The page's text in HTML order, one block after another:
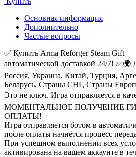
Основная информация
Дополнительно
Частые вопросы
✅ Купить Arma Reforger Steam Gift
автоматической доставкой 24/7! ✅🌍
Россия, Украина, Китай, Турция,
Беларусь, Страны СНГ, Страны
Это не ключ. Игра отправляется в
МОМЕНТАЛЬНОЕ ПОЛУЧЕНИЕ
ОПЛАТЫ!
Игра отправляется ботом в
после оплаты начнётся процесс
При успешном выполнении всех
активирована на вашем аккаунте в